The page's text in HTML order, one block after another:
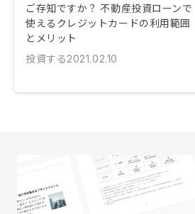
ご存知ですか？ 不動産投資ローンで
使えるクレジットカードの利用範囲
とメリット
投資する2021.02.10